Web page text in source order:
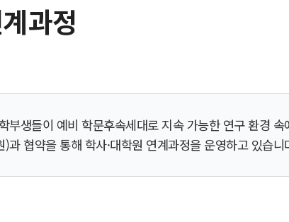
과정
생들이 예비 학문후속세대로 지속 가능한 연구 환경 속
협약을 통해 학사·대학원 연계과정을 운영하고 있습니